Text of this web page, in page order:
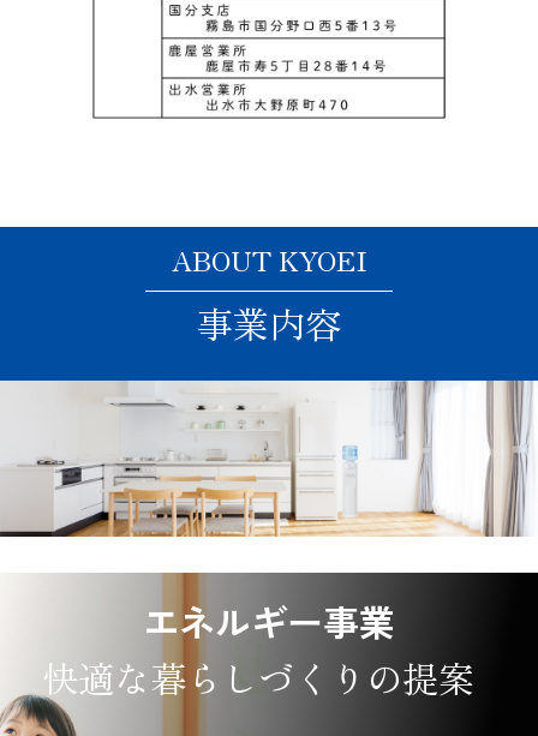
ABOUT KYOEI
事業内容
エネルギー事業
快適な暮らしづくりの提案